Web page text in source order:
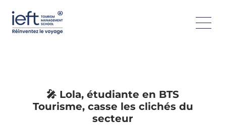
🎤 Lola, étudiante en BTS
Tourisme, casse les clichés du
secteur